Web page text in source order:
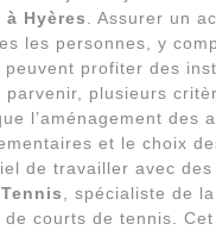
Hyères. Assurer un
les personnes, y
profiter des
plusieurs
l’aménagement des
et le choix
de travailler avec
, spécialiste de
courts de tennis.